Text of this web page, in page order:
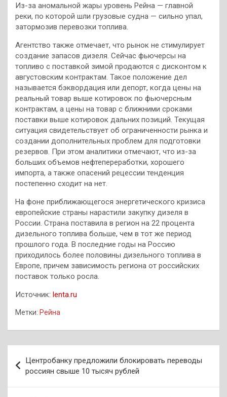
Из-за аномальной жары уровень Рейна — главной
реки, по которой шли грузовые судна — сильно упал,
затормозив перевозки топлива.
Агентство также отмечает, что рынок не стимулирует
создание запасов дизеля. Сейчас фьючерсы на
топливо с поставкой зимой продаются с дисконтом к
августовским контрактам. Такое положение дел
называется бэквордация или депорт, когда цены на
реальный товар выше котировок по фьючерсным
контрактам, а цены на товар с ближними сроками
поставки выше котировок дальних позиций. Текущая
ситуация свидетельствует об ограниченности рынка и
создании дополнительных проблем для подготовки
резервов. При этом аналитики отмечают, что из-за
больших объемов нефтепереработки, хорошего
импорта, а также опасений рецессии тенденция
постепенно сходит на нет.
На фоне приближающегося энергетического кризиса
европейские страны нарастили закупку дизеля в
России. Страна поставила в регион на 22 процента
дизельного топлива больше, чем в тот же период
прошлого года. В последние годы на Россию
приходилось более половины дизельного топлива в
Европе, причем зависимость региона от российских
поставок только росла.
Источник: lenta.ru
Метки: Рейна
по
записям
Центробанку предложили блокировать переводы
россиян свыше 10 тысяч рублей